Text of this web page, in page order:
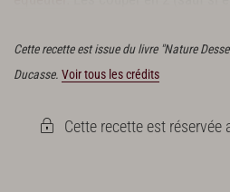
Cette recette est issue du livre "Nature
Ducasse. Voir tous les crédits
Cette recette est